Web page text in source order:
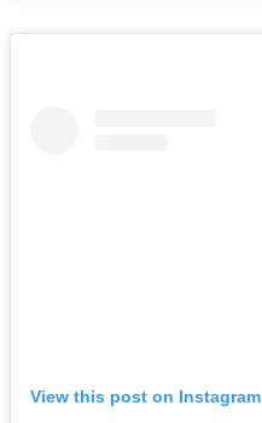
View this post on Instagram